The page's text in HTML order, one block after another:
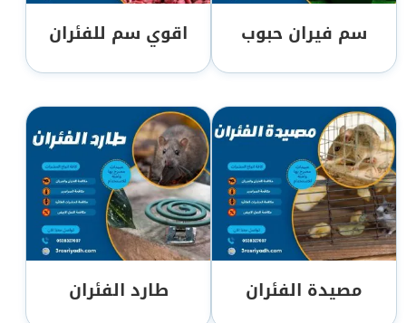
سم فيران حبوب اقوي سم للفئران
مصيدة الفئران طارد الفئران